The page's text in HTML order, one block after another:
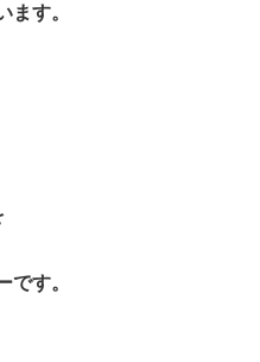
ます。
です。